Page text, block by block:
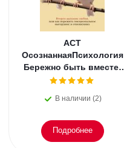
АСТ
ОсознаннаяПсихология
Бережно быть вместе.
Второе дыхание любви,
эмоциональное
В наличии (2)
Подробнее